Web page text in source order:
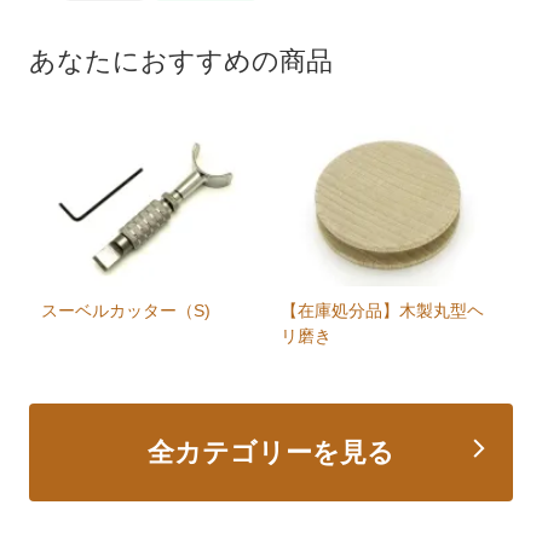
あなたにおすすめの商品
スーベルカッター（S)
【在庫処分品】木製丸型ヘ
リ磨き
全カテゴリーを見る